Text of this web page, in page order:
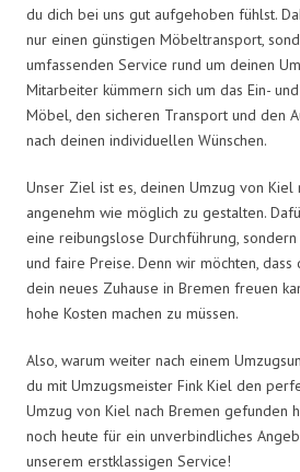
du dich bei uns gut aufgehoben fühlst.
nur einen günstigen Möbeltransport,
umfassenden Service rund um deinen
Mitarbeiter kümmern sich um das Ein-
Möbel, den sicheren Transport und den
nach deinen individuellen Wünschen.
Unser Ziel ist es, deinen Umzug von Kiel
angenehm wie möglich zu gestalten.
eine reibungslose Durchführung,
und faire Preise. Denn wir möchten, dass
dein neues Zuhause in Bremen freuen
hohe Kosten machen zu müssen.
Also, warum weiter nach einem
du mit Umzugsmeister Fink Kiel den
Umzug von Kiel nach Bremen gefunden
noch heute für ein unverbindliches
unserem erstklassigen Service!